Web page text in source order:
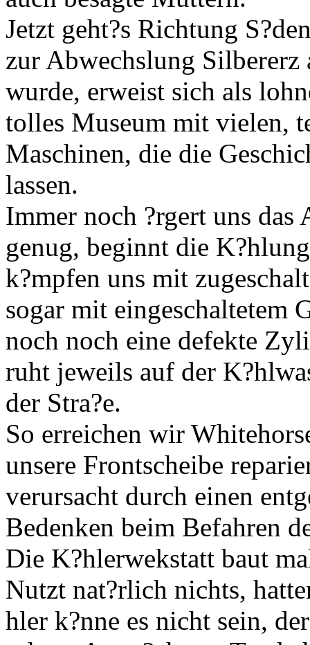
Jetzt geht?s Richtung
zur Abwechslung
wurde, erweist sich als
tolles Museum mit vielen,
Maschinen, die die
lassen.
Immer noch ?rgert uns
genug, beginnt die
k?mpfen uns mit
sogar mit eingeschaltetem
noch noch eine defekte
ruht jeweils auf der
der Stra?e.
So erreichen wir
unsere Frontscheibe
verursacht durch einen
Bedenken beim Befahren
Die K?hlerwekstatt baut
Nutzt nat?rlich nichts,
hler k?nne es nicht sein,